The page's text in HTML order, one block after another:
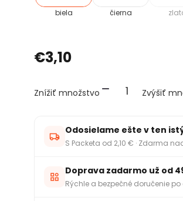
biela čierna
€3,10
Znížiť množstvo Zvýšiť
Odosielame ešte v ten
S Packeta od 2,10 € · Zdarma
Doprava zadarmo už od
Rýchle a bezpečné doručenie